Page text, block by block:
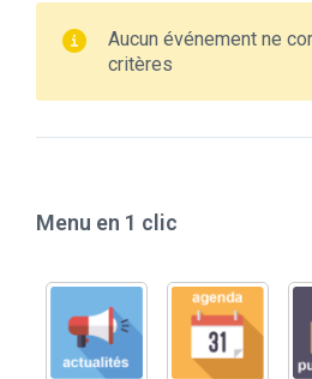
Aucun événement ne
critères
Menu en 1 clic